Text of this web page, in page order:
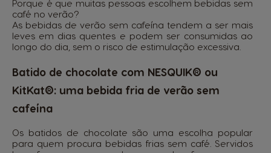
Porque é que muitas pessoas escolhem bebidas sem
café no verão?
As bebidas de verão sem cafeína tendem a ser mais
leves em dias quentes e podem ser consumidas ao
longo do dia, sem o risco de estimulação excessiva.
Batido de chocolate com NESQUIK® ou
KitKat®: uma bebida fria de verão sem
cafeína
Os batidos de chocolate são uma escolha popular
para quem procura bebidas frias sem café. Servidos